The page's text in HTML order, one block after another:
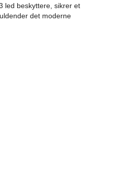
led beskyttere, sikrer et
det moderne